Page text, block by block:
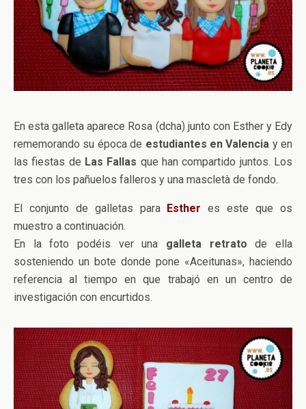
En esta galleta aparece Rosa (dcha) junto con Esther y Edy
rememorando su época de estudiantes en Valencia y en
las fiestas de Las Fallas que han compartido juntos. Los
tres con los pañuelos falleros y una mascletà de fondo.
El conjunto de galletas para Esther es este que os
muestro a continuación.
En la foto podéis ver una galleta retrato de ella
sosteniendo un bote donde pone «Aceitunas», haciendo
referencia al tiempo en que trabajó en un centro de
investigación con encurtidos.